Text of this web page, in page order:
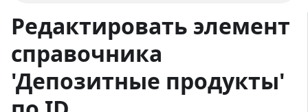
Редактировать элемент
справочника
'Депозитные продукты'